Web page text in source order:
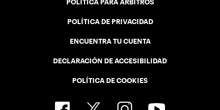
POLÍTICA PARA ÁRBITROS
POLÍTICA DE PRIVACIDAD
ENCUENTRA TU CUENTA
DECLARACIÓN DE ACCESIBILIDAD
POLÍTICA DE COOKIES